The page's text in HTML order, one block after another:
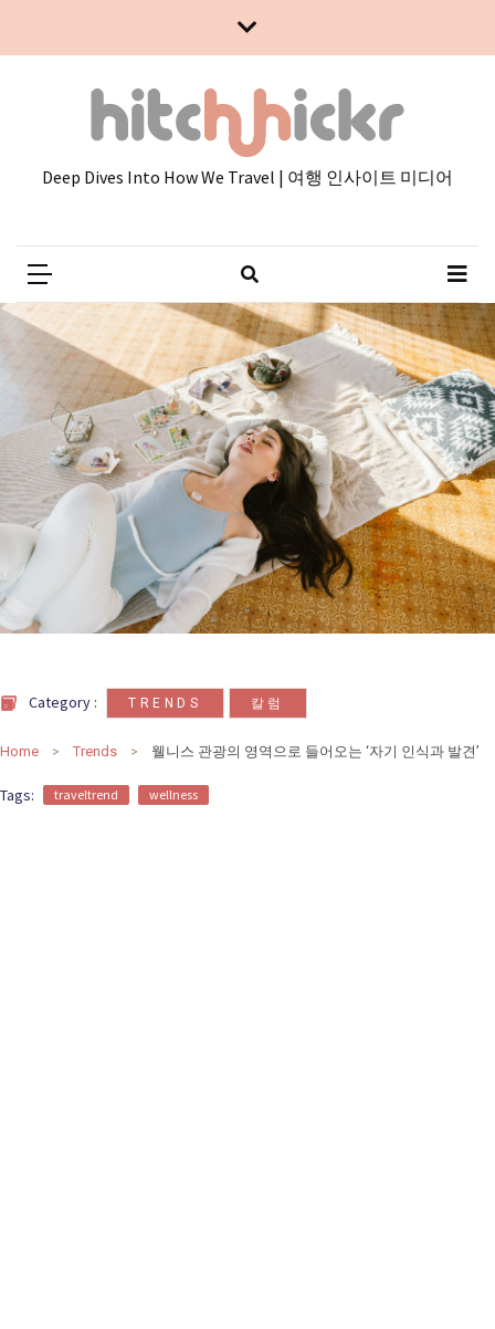
카
테
고
Deep Dives Into How We Travel | 여행 인사이트 미디어
Category : TRENDS 칼럼
Home Trends 웰니스 관광의 영역으로 들어오는 ‘자기 인식과 발견’
Tags: traveltrend wellness